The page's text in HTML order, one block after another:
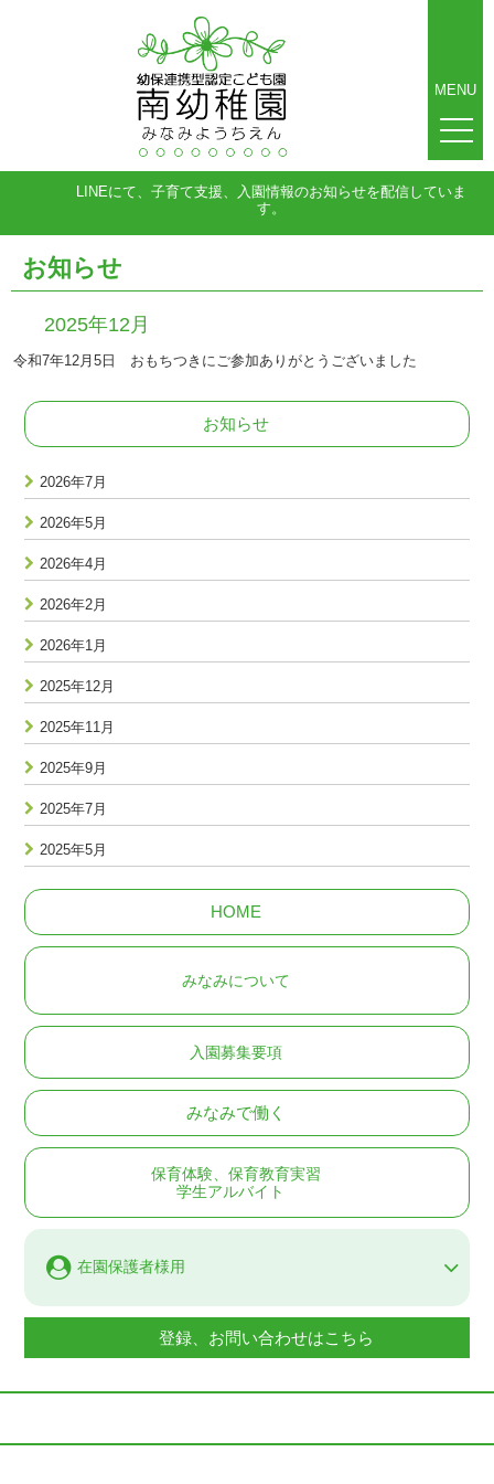
MENU
LINEにて、子育て支援、入園情報のお知らせを配信していま
す。
お知らせ
2025年12月
令和7年12月5日 おもちつきにご参加ありがとうございました
お知らせ
2026年7月
2026年5月
2026年4月
2026年2月
2026年1月
2025年12月
2025年11月
2025年9月
2025年7月
2025年5月
HOME
みなみについて
入園募集要項
みなみで働く
保育体験、保育教育実習
学生アルバイト
在園保護者様用
登録、お問い合わせはこちら